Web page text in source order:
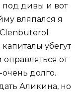
дивы и вот
вляпался я
убегут
от
долго.
Аликина, но